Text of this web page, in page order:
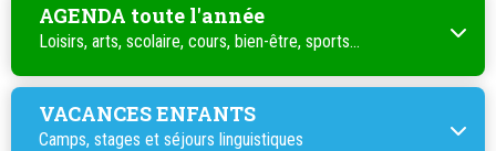
AGENDA toute l'année
Loisirs, arts, scolaire, cours, bien-être, sports...
VACANCES ENFANTS
Camps, stages et séjours linguistiques